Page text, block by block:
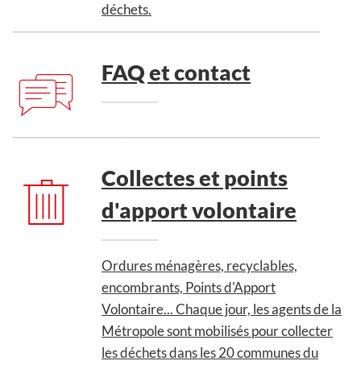
déchets.
FAQ et contact
Collectes et points
d'apport volontaire
Ordures ménagères, recyclables,
encombrants, Points d'Apport
Volontaire... Chaque jour, les agents de la
Métropole sont mobilisés pour collecter
les déchets dans les 20 communes du